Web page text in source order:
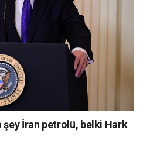
İran petrolü, belki Hark